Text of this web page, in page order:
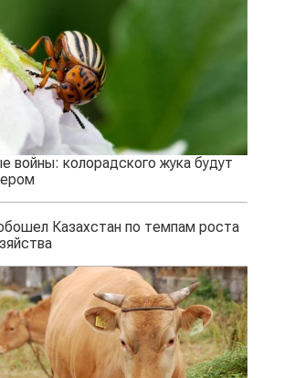
войны: колорадского жука будут
Казахстан по темпам роста